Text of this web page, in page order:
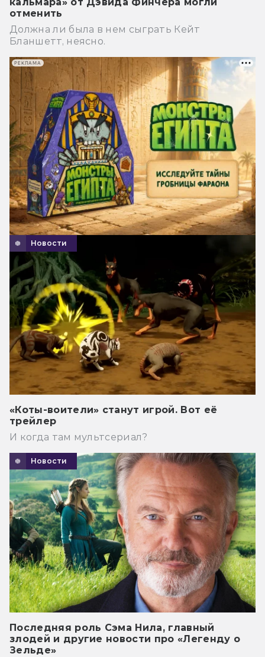
отменить
Должна ли была в нем сыграть Кейт
Бланшетт, неясно.
Новости
«Коты-воители» станут игрой. Вот её
трейлер
И когда там мультсериал?
Новости
Последняя роль Сэма Нила, главный
злодей и другие новости про «Легенду о
Зельде»
РЕКЛАМА